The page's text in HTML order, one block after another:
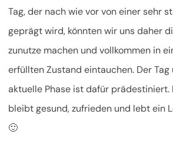
Tag, der nach wie vor von einer sehr
geprägt wird, könnten wir uns daher
zunutze machen und vollkommen in
erfüllten Zustand eintauchen. Der
aktuelle Phase ist dafür prädestiniert.
bleibt gesund, zufrieden und lebt ein
🙂